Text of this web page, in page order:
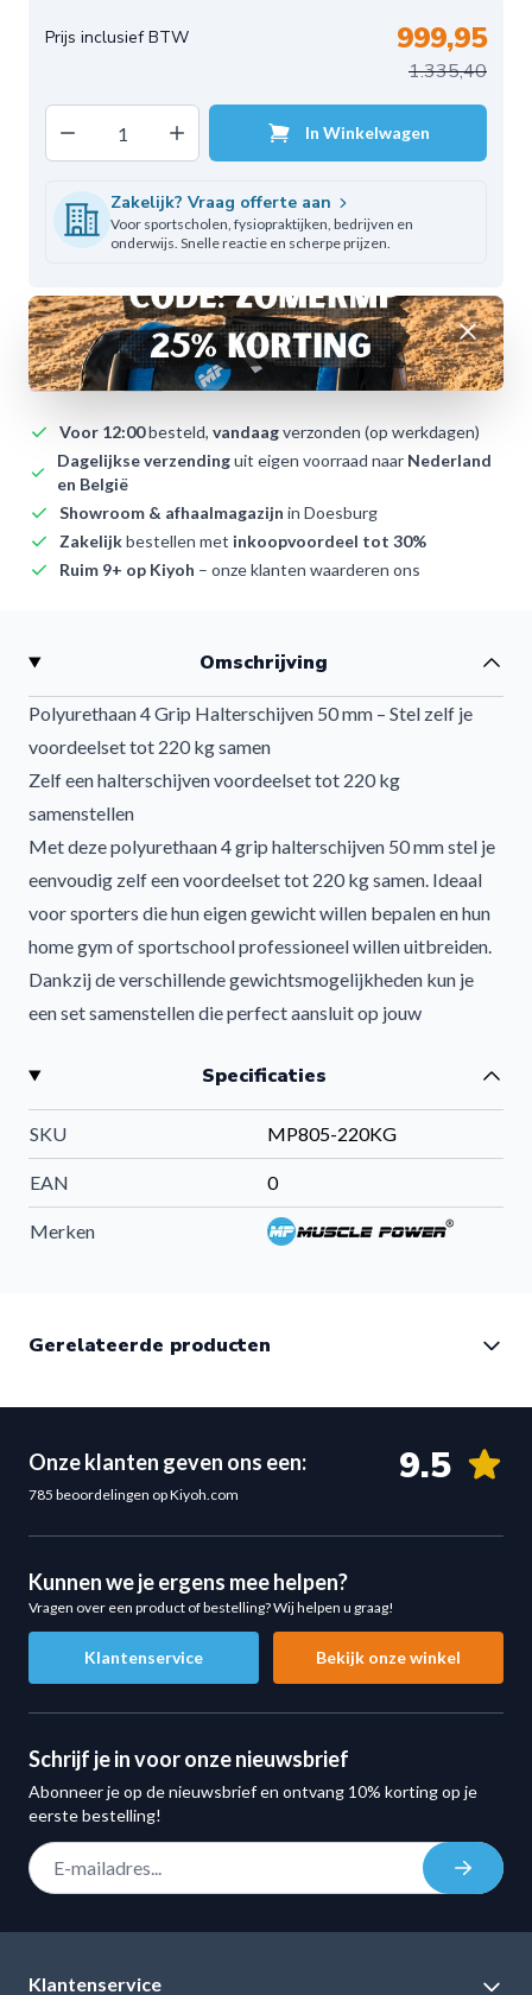
1.335,40
999,95
Decrease quantityIncrease quantityIn Winkelwagen
Zakelijk? Vraag offerte aan
Voor sportscholen, fysiopraktijken, bedrijven en
onderwijs. Snelle reactie en scherpe prijzen.
Voor 12:00besteld, vandaagverzonden (op werkdagen)
Dagelijkse verzendinguit eigen voorraad naar Nederland
en België
Showroom & afhaalmagazijn in Doesburg
Zakelijkbestellen met inkoopvoordeel tot 30%
Ruim 9+ op Kiyoh – onze klanten waarderen ons
Omschrijving
Polyurethaan 4 Grip Halterschijven 50 mm – Stel zelf je
voordeelset tot 220 kg samen
Zelf een halterschijven voordeelset tot 220 kg
samenstellen
Met deze polyurethaan 4 grip halterschijven 50 mm stel je
eenvoudig zelf een voordeelset tot 220 kg samen. Ideaal
voor sporters die hun eigen gewicht willen bepalen en hun
home gym of sportschool professioneel willen uitbreiden.
Dankzij de verschillende gewichtsmogelijkheden kun je
een set samenstellen die perfect aansluit op jouw
krachttrainer.
Hoogwaardige polyurethaan halterschijven voor
intensieve krachttraining
Deze olympische halterschijven 50 mm zijn voorzien van
een duurzame polyurethaan (PU) coating. Dit maakt ze
aanzienlijk sterker en slijtvaster dan traditionele rubberen
Extreem slijtvast en duurzaam
Geluiddempend tijdens training
Professionele premium afwerking
fitnessomgevingen.
4-grip ontwerp voor maximale veelzijdigheid
De unieke vier ergonomische handgrepen maken deze
niet alleen gebruiken op een halterstang, maar ook als los
trainingsgewicht.
Snel en eenvoudig wisselen van schijven
Betere grip en controle
Geschikt voor functionele training
Ideaal voor core- en stabiliteitsoefeningen
Deze polyurethaan halterschijven met handgrepen zijn
Specificaties
SKU MP805-220KG
EAN 0
Merken
Gerelateerde producten
Onze klanten geven ons een:
785 beoordelingen op Kiyoh.com
9.5
Kunnen we je ergens mee helpen?
Vragen over een product of bestelling? Wij helpen u graag!
Klantenservice Bekijk onze winkel
Schrijf je in voor onze nieuwsbrief
Abonneer je op de nieuwsbrief en ontvang 10% korting op je
eerste bestelling!
Klantenservice
Afwijzen